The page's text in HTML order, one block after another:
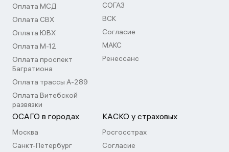
Оплата МСД
Оплата СВХ
Оплата ЮВХ
Оплата М-12
Оплата проспект
Багратиона
Оплата трассы А-289
Оплата Витебской
развязки
СОГАЗ
ВСК
Согласие
МАКС
Ренессанс
ОСАГО в городах
Москва
Санкт-Петербург
КАСКО у страховых
Росгосстрах
Согласие